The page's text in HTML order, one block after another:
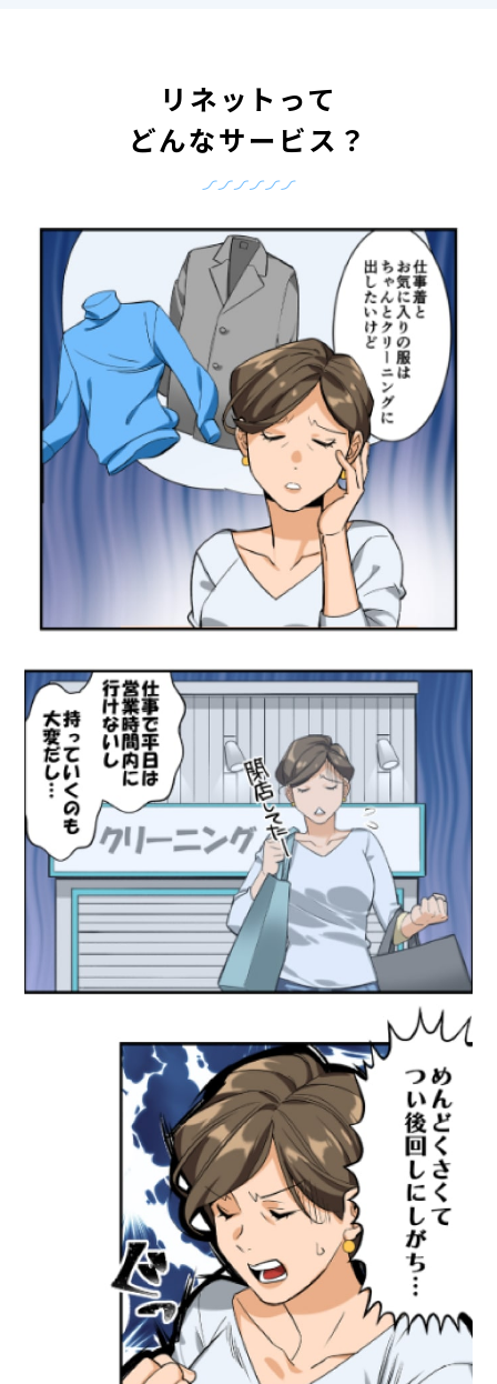
リネットって
どんなサービス？